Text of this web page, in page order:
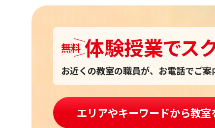
無料 体験授業でス
お近くの教室の職員が、お電話でご案
エリアやキーワードから教室